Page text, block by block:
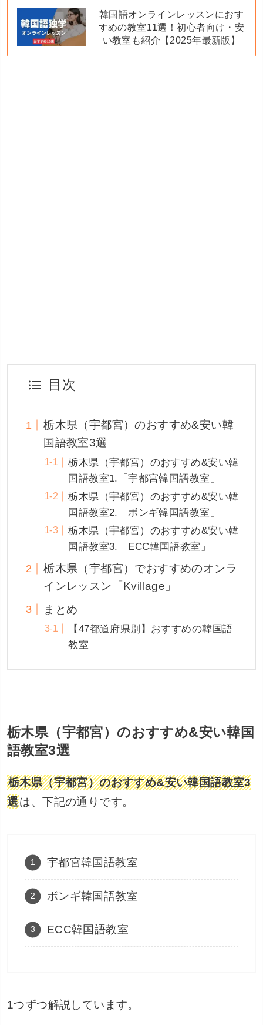
韓国語オンラインレッスンにおす
すめの教室11選！初心者向け・安
い教室も紹介【2025年最新版】
目次
栃木県（宇都宮）のおすすめ&安い韓
国語教室3選
栃木県（宇都宮）のおすすめ&安い韓
国語教室1.「宇都宮韓国語教室」
栃木県（宇都宮）のおすすめ&安い韓
国語教室2.「ボンギ韓国語教室」
栃木県（宇都宮）のおすすめ&安い韓
国語教室3.「ECC韓国語教室」
栃木県（宇都宮）でおすすめのオンラ
インレッスン「Kvillage」
まとめ
【47都道府県別】おすすめの韓国語
教室
栃木県（宇都宮）のおすすめ&安い韓国
語教室3選
栃木県（宇都宮）のおすすめ&安い韓国語教室3
選は、下記の通りです。
宇都宮韓国語教室
ボンギ韓国語教室
ECC韓国語教室
1つずつ解説しています。